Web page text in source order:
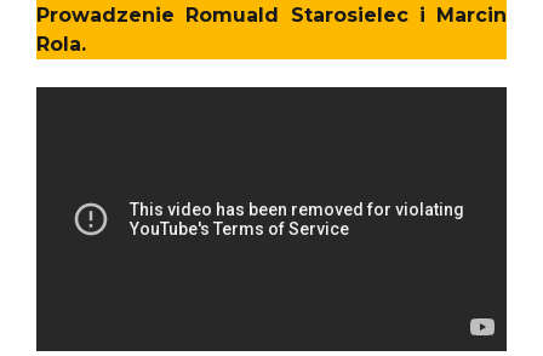
Prowadzenie Romuald Starosielec i Marcin
Rola.